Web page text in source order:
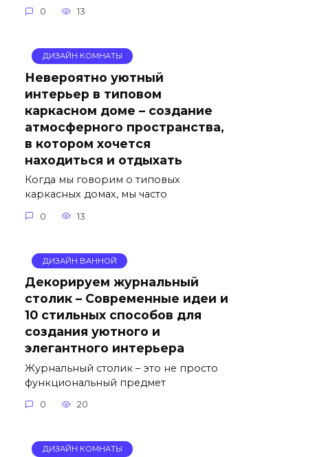
0 13
ДИЗАЙН КОМНАТЫ
Невероятно уютный
интерьер в типовом
каркасном доме – создание
атмосферного пространства,
в котором хочется
находиться и отдыхать
Когда мы говорим о типовых
каркасных домах, мы часто
0 13
ДИЗАЙН ВАННОЙ
Декорируем журнальный
столик – Современные идеи и
10 стильных способов для
создания уютного и
элегантного интерьера
Журнальный столик – это не просто
функциональный предмет
0 20
ДИЗАЙН КОМНАТЫ